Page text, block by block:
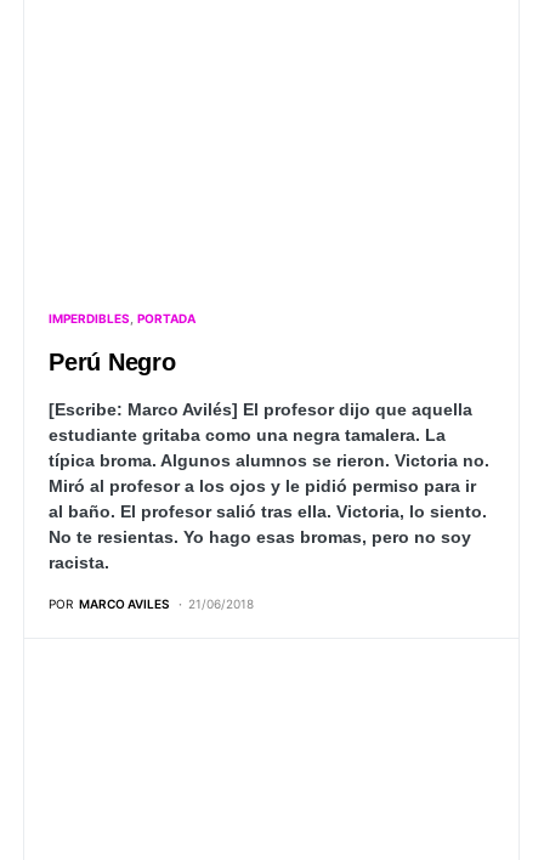
IMPERDIBLES PORTADA
Perú Negro
[Escribe: Marco Avilés] El profesor dijo que aquella
estudiante gritaba como una negra tamalera. La
típica broma. Algunos alumnos se rieron. Victoria no.
Miró al profesor a los ojos y le pidió permiso para ir
al baño. El profesor salió tras ella. Victoria, lo siento.
No te resientas. Yo hago esas bromas, pero no soy
racista.
POR MARCO AVILES 21/06/2018